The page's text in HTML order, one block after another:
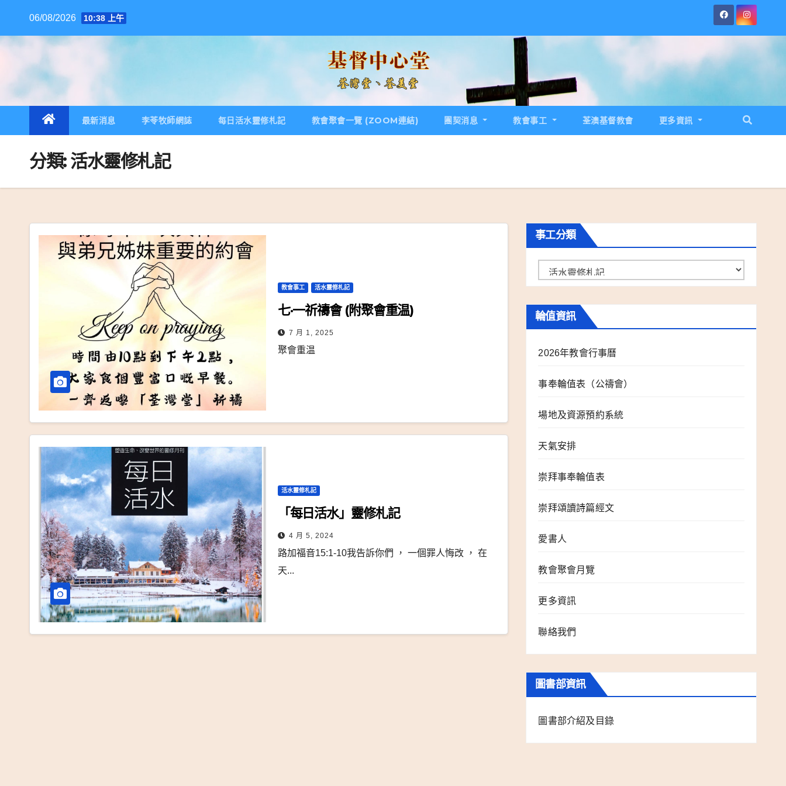
內
06/08/2026 10:38 上午
最新消息 李苓牧師網誌 每日活水靈修札記 教會聚會一覽 (ZOOM連結) 團契消息 教會事工 荃澳基督教會 更多資訊
分類:活水靈修札記
教會事工 活水靈修札記
七·一祈禱會 (附聚會重温)
7 月 1, 2025
聚會重温
活水靈修札記
「每日活水」靈修札記
4 月 5, 2024
路加福音15:1-10我告訴你們 ， 一個罪人悔改 ， 在
天...
事工分類
工
分
類
輪值資訊
2026年教會行事曆
事奉輪值表（公禱會）
場地及資源預約系統
天氣安排
崇拜事奉輪值表
崇拜頌讀詩篇經文
愛書人
教會聚會月覽
更多資訊
聯絡我們
圖書部資訊
圖書部介紹及目錄